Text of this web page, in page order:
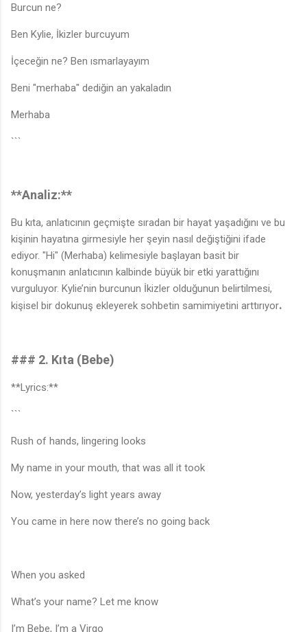
Burcun ne?
Ben Kylie, İkizler burcuyum
İçeceğin ne? Ben ısmarlayayım
Beni "merhaba" dediğin an yakaladın
Merhaba
```
**Analiz:**
Bu kıta, anlatıcının geçmişte sıradan bir hayat yaşadığını ve bu
kişinin hayatına girmesiyle her şeyin nasıl değiştiğini ifade
ediyor. "Hi" (Merhaba) kelimesiyle başlayan basit bir
konuşmanın anlatıcının kalbinde büyük bir etki yarattığını
vurguluyor. Kylie’nin burcunun İkizler olduğunun belirtilmesi,
kişisel bir dokunuş ekleyerek sohbetin samimiyetini arttırıyor.
### 2. Kıta (Bebe)
**Lyrics:**
```
Rush of hands, lingering looks
My name in your mouth, that was all it took
Now, yesterday’s light years away
You came in here now there’s no going back
When you asked
What’s your name? Let me know
I’m Bebe, I’m a Virgo